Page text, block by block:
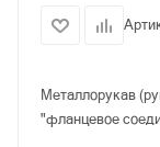
Металлорукав
"фланцевое